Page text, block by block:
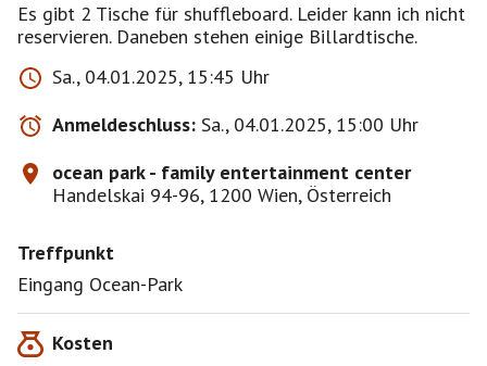
Es gibt 2 Tische für shuffleboard. Leider kann ich nicht
reservieren. Daneben stehen einige Billardtische.
Sa., 04.01.2025, 15:45 Uhr
Anmeldeschluss: Sa., 04.01.2025, 15:00 Uhr
ocean park - family entertainment center
Handelskai 94-96, 1200 Wien, Österreich
Treffpunkt
Eingang Ocean-Park
Kosten